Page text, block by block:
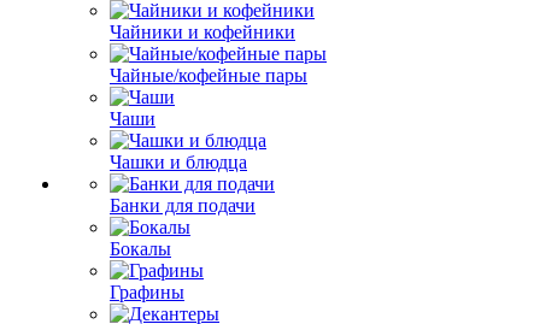
Чайники и кофейники
Чайные/кофейные пары
Чаши
Чашки и блюдца
Банки для подачи
Бокалы
Графины